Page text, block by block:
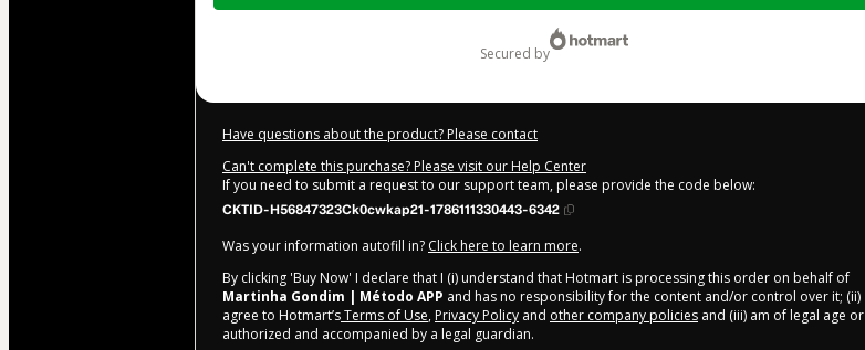
secured by
Have questions about the product? Please contact
Can't complete this purchase? Please visit our Help Center
If you need to submit a request to our support team, please provide the code below:
CKTID-H56847323Ck0cwkap21-1786111330443-6342
Was your information autofill in? Click here to learn more.
By clicking 'Buy Now' I declare that I (i) understand that Hotmart is processing this order on behalf of
Martinha Gondim | Método APP and has no responsibility for the content and/or control over it; (ii)
agree to Hotmart’sTerms of Use, Privacy Policy and other company policies and (iii) am of legal age or
authorized and accompanied by a legal guardian.